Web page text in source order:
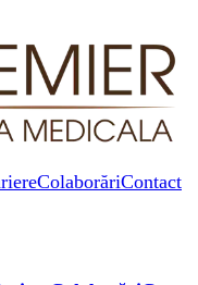
ColaborăriContact